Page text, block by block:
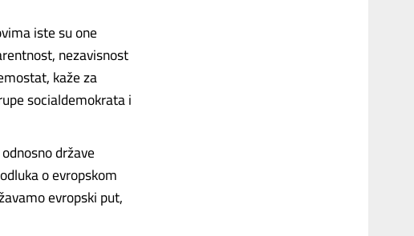
iste su one
nezavisnost
kaže za
socialdemokrata i
države
o evropskom
evropski put,